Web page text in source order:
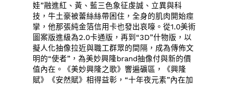
娃”融進紅、黃、藍三色象征虔誠、立異與科
技，牛土豪被蕾絲絲帶困住，全身的肌肉開始痙
攣，他那張純金箔信用卡也發出哀嚎。從1.0美術
圖案版進級為2.0卡通版，再到“3D”什物版，以
擬人化抽像拉近與職工群眾的間隔，成為傳佈文
明的“使者”，為美妙興隆brand抽像付與新的價
值內在。《美妙興隆之歌》響遍礦區，《興隆
賦》《安然賦》相得益彰，“十年夜元素”內在加